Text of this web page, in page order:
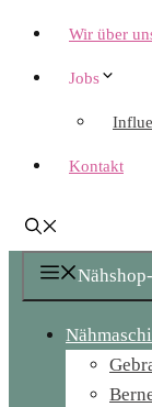
Wir über
Jobs
Kontakt